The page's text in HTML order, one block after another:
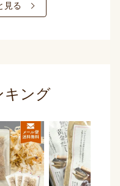
見る
キング